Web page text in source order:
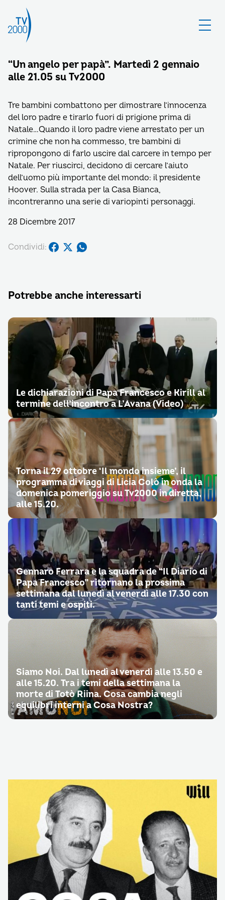
“Un angelo per papà”. Martedì 2 gennaio
alle 21.05 su Tv2000
Tre bambini combattono per dimostrare l’innocenza
del loro padre e tirarlo fuori di prigione prima di
Natale…Quando il loro padre viene arrestato per un
crimine che non ha commesso, tre bambini di
ripropongono di farlo uscire dal carcere in tempo per
Natale. Per riuscirci, decidono di cercare l’aiuto
dell’uomo più importante del mondo: il presidente
Hoover. Sulla strada per la Casa Bianca,
incontreranno una serie di variopinti personaggi.
28 Dicembre 2017
Condividi:
Potrebbe anche interessarti
Le dichiarazioni di Papa Francesco e Kirill al
termine dell’incontro a L’Avana (Video)
Torna il 29 ottobre ‘Il mondo insieme’, il
programma di viaggi di Licia Colò in onda la
domenica pomeriggio su Tv2000 in diretta,
alle 15.20.
Gennaro Ferrara e la squadra de “Il Diario di
Papa Francesco” ritornano la prossima
settimana dal lunedì al venerdì alle 17.30 con
tanti temi e ospiti.
Siamo Noi. Dal lunedì al venerdì alle 13.50 e
alle 15.20. Tra i temi della settimana la
morte di Totò Riina. Cosa cambia negli
equilibri interni a Cosa Nostra?